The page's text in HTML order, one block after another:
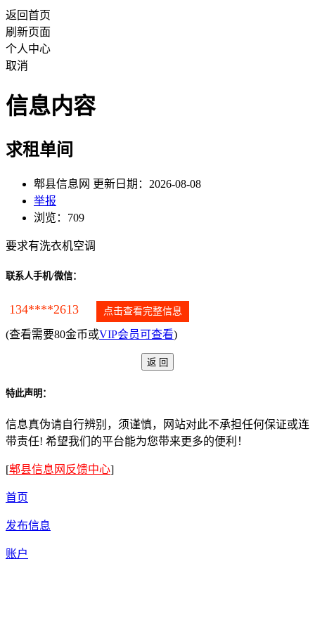
返回首页
刷新页面
个人中心
取消
信息内容
求租单间
郫县信息网 更新日期：2026-08-08
举报
浏览：709
要求有洗衣机空调
联系人手机/微信：
134****2613 点击查看完整信息
(查看需要80金币或VIP会员可查看)
特此声明：
信息真伪请自行辨别，须谨慎，网站对此不承担任何保证或连
带责任! 希望我们的平台能为您带来更多的便利！
[郫县信息网反馈中心]
首页
发布信息
账户